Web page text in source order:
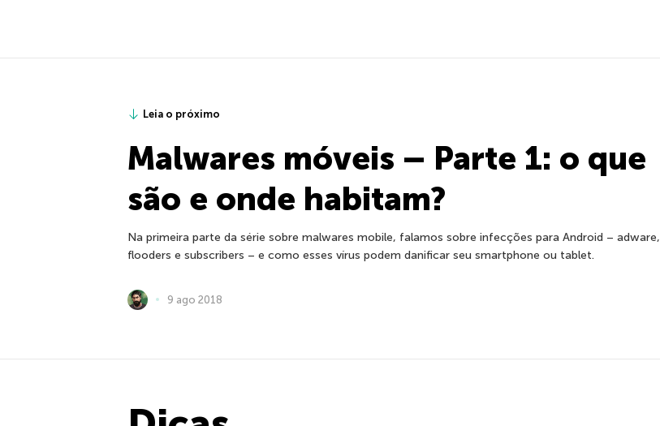
Leia o próximo
Malwares móveis – Parte 1: o que
são e onde habitam?
Na primeira parte da série sobre malwares mobile, falamos sobre infecções para Android – adware,
flooders e subscribers – e como esses vírus podem danificar seu smartphone ou tablet.
9 ago 2018